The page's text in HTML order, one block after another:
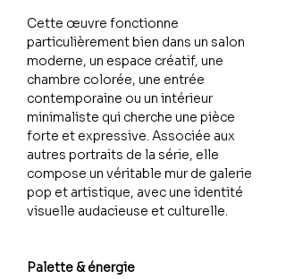
Cette œuvre fonctionne
particulièrement bien dans un salon
moderne, un espace créatif, une
chambre colorée, une entrée
contemporaine ou un intérieur
minimaliste qui cherche une pièce
forte et expressive. Associée aux
autres portraits de la série, elle
compose un véritable mur de galerie
pop et artistique, avec une identité
visuelle audacieuse et culturelle.
Palette & énergie